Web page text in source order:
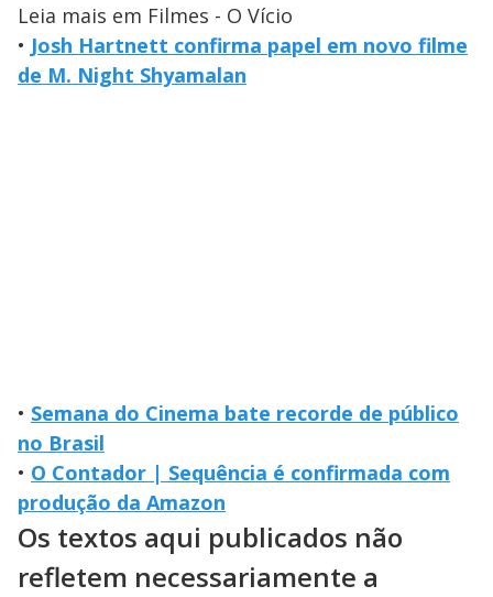
Leia mais em Filmes - O Vício
• Josh Hartnett confirma papel em novo filme
de M. Night Shyamalan
• Semana do Cinema bate recorde de público
no Brasil
• O Contador | Sequência é confirmada com
produção da Amazon
Os textos aqui publicados não
refletem necessariamente a